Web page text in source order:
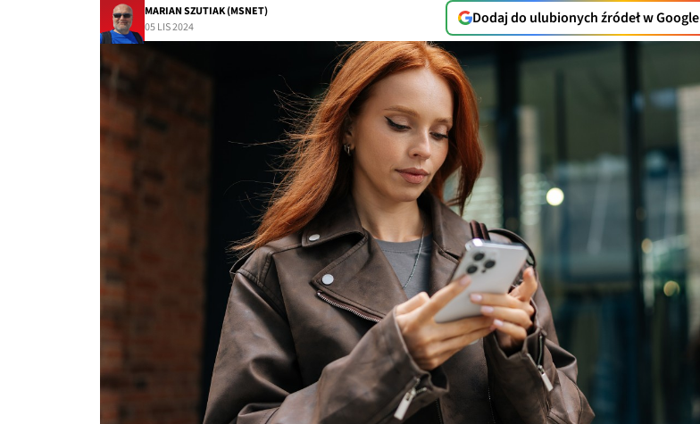
MARIAN SZUTIAK (MSNET)
05 LIS 2024
Dodaj do ulubionych źródeł w Google